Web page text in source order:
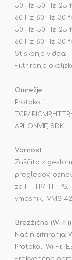
50 Hz: 50 Hz: 25
60 Hz: 60 Hz: 30
50 Hz: 50 Hz: 25
60 Hz: 60 Hz: 30
Stiskanje videa:
Filtriranje
Omrežje
Protokoli:
TCP/
API: ONVIF, SDK
Varnost
Zaščita z
pregledov,
za HTTP/
vmesnik, iVMS-
Brezžično (Wi-Fi)
Način šifriranja:
Protokoli Wi-Fi: